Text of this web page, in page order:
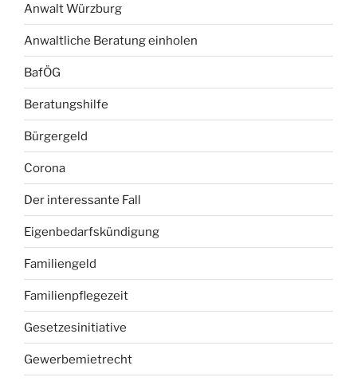
Anwalt Würzburg
Anwaltliche Beratung einholen
BafÖG
Beratungshilfe
Bürgergeld
Corona
Der interessante Fall
Eigenbedarfskündigung
Familiengeld
Familienpflegezeit
Gesetzesinitiative
Gewerbemietrecht